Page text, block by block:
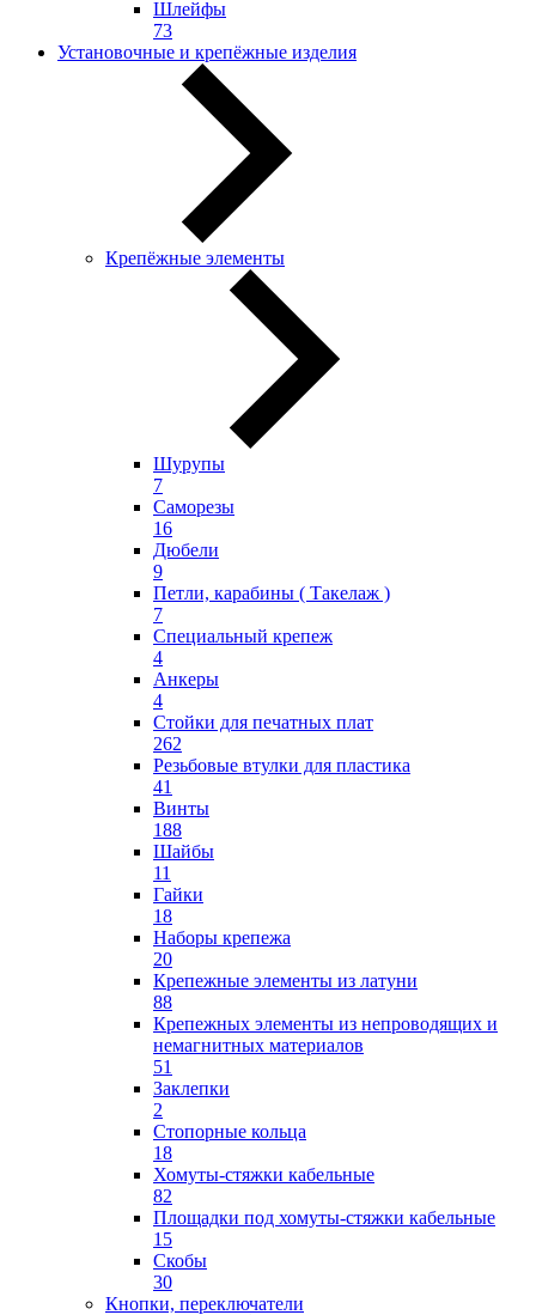
Шлейфы
73
Установочные и крепёжные изделия
Крепёжные элементы
Шурупы
7
Саморезы
16
Дюбели
9
Петли, карабины ( Такелаж )
7
Специальный крепеж
4
Анкеры
4
Стойки для печатных плат
262
Резьбовые втулки для пластика
41
Винты
188
Шайбы
11
Гайки
18
Наборы крепежа
20
Крепежные элементы из латуни
88
Крепежных элементы из непроводящих и
немагнитных материалов
51
Заклепки
2
Стопорные кольца
18
Хомуты-стяжки кабельные
82
Площадки под хомуты-стяжки кабельные
15
Скобы
30
Кнопки, переключатели